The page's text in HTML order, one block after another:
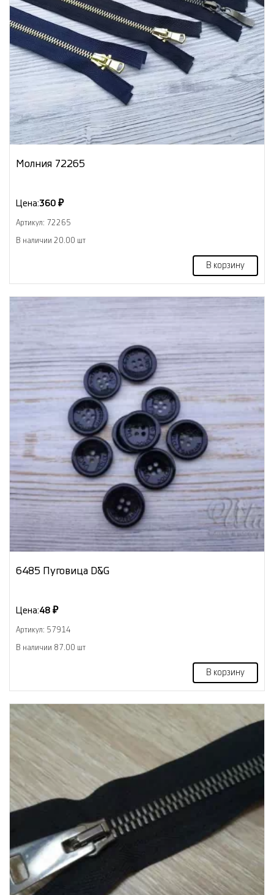
Молния 72265
Цена:360 ₽
Артикул: 72265
В наличии 20.00 шт
В корзину
6485 Пуговица D&G
Цена:48 ₽
Артикул: 57914
В наличии 87.00 шт
В корзину